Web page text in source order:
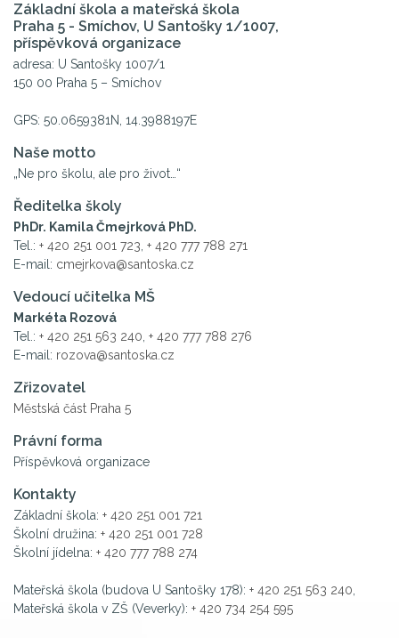
Základní škola a mateřská škola
Praha 5 - Smíchov, U Santošky 1/1007,
příspěvková organizace
adresa: U Santošky 1007/1
150 00 Praha 5 – Smíchov
GPS: 50.0659381N, 14.3988197E
Naše motto
„Ne pro školu, ale pro život…“
Ředitelka školy
PhDr. Kamila Čmejrková PhD.
Tel.: + 420 251 001 723, + 420 777 788 271
E-mail: cmejrkova@santoska.cz
Vedoucí učitelka MŠ
Markéta Rozová
Tel.: + 420 251 563 240, + 420 777 788 276
E-mail: rozova@santoska.cz
Zřizovatel
Městská část Praha 5
Právní forma
Příspěvková organizace
Kontakty
Základní škola: + 420 251 001 721
Školní družina: + 420 251 001 728
Školní jídelna: + 420 777 788 274
Mateřská škola (budova U Santošky 178): + 420 251 563 240,
Mateřská škola v ZŠ (Veverky): + 420 734 254 595